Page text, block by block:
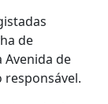
de
Avenida de
responsável.